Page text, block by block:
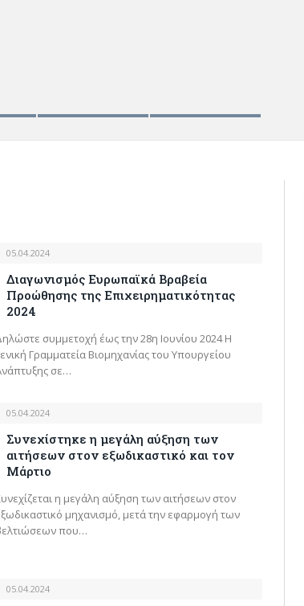
05.04.2024
Διαγωνισμός Ευρωπαϊκά Βραβεία
Προώθησης της Επιχειρηματικότητας
2024
συμμετοχή έως την 28η Ιουνίου 2024 Η
Γραμματεία Βιομηχανίας του Υπουργείου
σε…
05.04.2024
Συνεχίστηκε η μεγάλη αύξηση των
αιτήσεων στον εξωδικαστικό και τον
Μάρτιο
η μεγάλη αύξηση των αιτήσεων στον
μηχανισμό, μετά την εφαρμογή των
που…
05.04.2024